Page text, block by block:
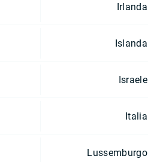
Irlanda
Islanda
Israele
Italia
Lussemburgo